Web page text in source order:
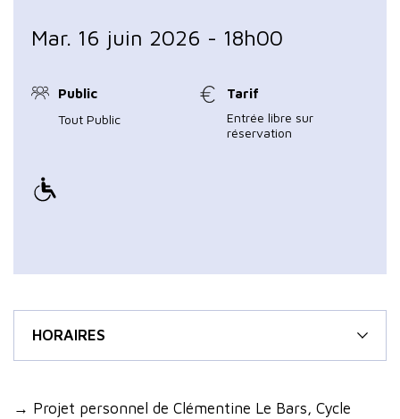
Mar. 16 juin 2026 - 18h00
Public
Tout Public
Tarif
Entrée libre sur
réservation
HORAIRES
→ Projet personnel de Clémentine Le Bars, Cycle